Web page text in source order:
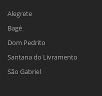
Alegrete
Bagé
Dom Pedrito
Santana do Livramento
São Gabriel